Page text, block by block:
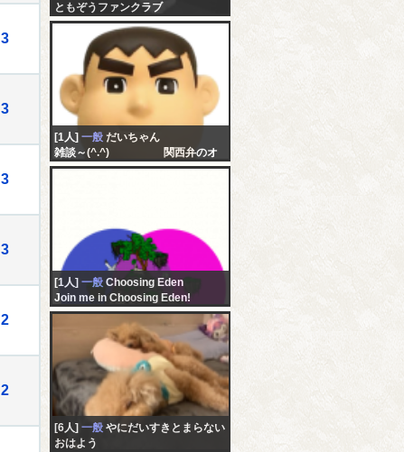
3
3
3
3
2
2
ともぞうファンクラブ
[1人] 一般 だいちゃん
雑談～(^.^) 関西弁のオ
ッちゃんやで～
[1人] 一般 Choosing Eden
Join me in Choosing Eden!
[6人] 一般 やにだいすきとまらない
おはよう